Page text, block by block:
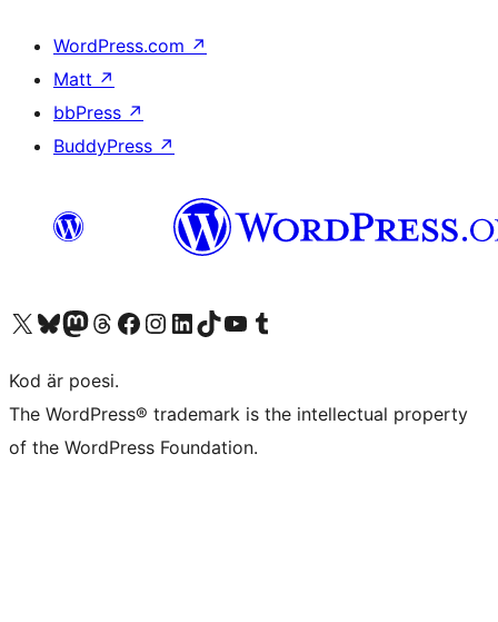
WordPress.com ↗
Matt ↗
bbPress ↗
BuddyPress ↗
Besök vår X-konto (f.d. Twitter)
Besök vårt Bluesky-konto
Besök vårt Mastodon-konto
Besök vårt Thread-konto
Besök vår Facebook-sidaBesök vårt Instagram-konto
Besök vårt LinkedIn-konto
Besök vårt TikTok-konto
Besök vår YouTube-kanalBesök vårt Tumblr-konto
Kod är poesi.
The WordPress® trademark is the intellectual property
of the WordPress Foundation.